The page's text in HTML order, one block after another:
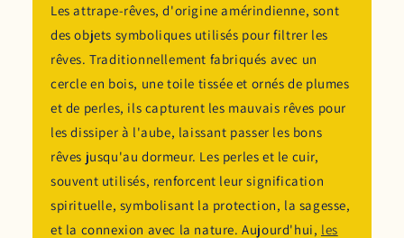
Les attrape-rêves, d'origine amérindienne, sont
des objets symboliques utilisés pour filtrer les
rêves. Traditionnellement fabriqués avec un
cercle en bois, une toile tissée et ornés de plumes
et de perles, ils capturent les mauvais rêves pour
les dissiper à l'aube, laissant passer les bons
rêves jusqu'au dormeur. Les perles et le cuir,
souvent utilisés, renforcent leur signification
spirituelle, symbolisant la protection, la sagesse,
et la connexion avec la nature. Aujourd'hui, les